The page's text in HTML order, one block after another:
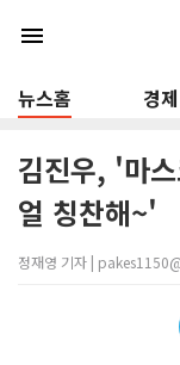
menu
뉴스홈 경제
김진우, '마
얼 칭찬해~'
정재영 기자 |